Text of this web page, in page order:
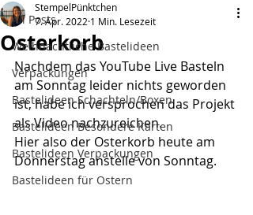
All Posts
Weihnachtliche Bastelideen
Verpackungen
Bastelideen Schachteln/Boxen
Bastelideen Besondere Karten
Bastelideen Verpackungen
Bastelideen für Ostern
Osterkorb
StempelPünktchen
7. Apr. 2022 1 Min. Lesezeit
Nachdem das YouTube Live Basteln
am Sonntag leider nichts geworden
ist, habe ich versprochen das Projekt
als Video nachzureichen.
Hier also der Osterkorb heute am
Donnerstag anstelle von Sonntag.